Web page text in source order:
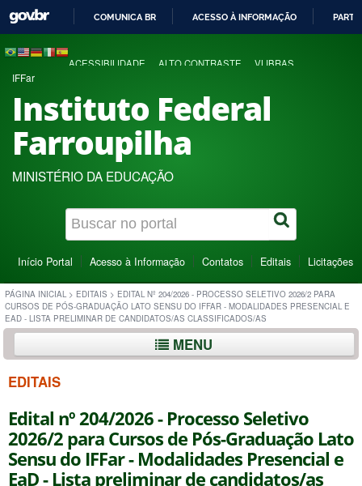
COMUNICA BR ACESSO À INFORMAÇÃO
ACESSIBILIDADE ALTO CONTRASTE VLIBRAS
IFFar
Instituto Federal
Farroupilha
MINISTÉRIO DA EDUCAÇÃO
Início Portal Acesso à Informação Contatos Editais Licitações
PÁGINA INICIAL > EDITAIS > EDITAL Nº 204/2026 - PROCESSO SELETIVO 2026/2 PARA
CURSOS DE PÓS-GRADUAÇÃO LATO SENSU DO IFFAR - MODALIDADES PRESENCIAL E
EAD - LISTA PRELIMINAR DE CANDIDATOS/AS CLASSIFICADOS/AS
MENU
EDITAIS
Edital nº 204/2026 - Processo Seletivo
2026/2 para Cursos de Pós-Graduação Lato
Sensu do IFFar - Modalidades Presencial e
EaD - Lista preliminar de candidatos/as